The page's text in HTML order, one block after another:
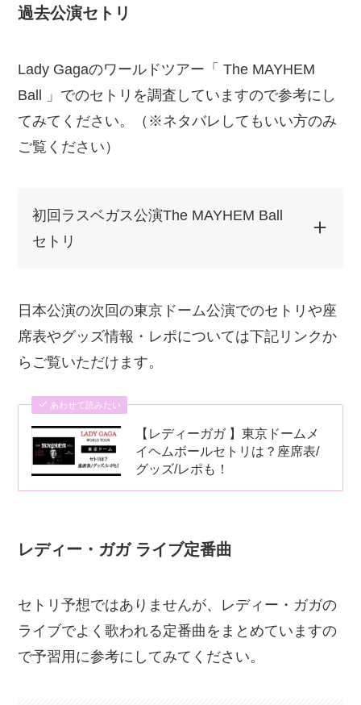
過去公演セトリ
Lady Gagaのワールドツアー「 The MAYHEM
Ball 」でのセトリを調査していますので参考にし
てみてください。（※ネタバレしてもいい方のみ
ご覧ください）
初回ラスベガス公演The MAYHEM Ball
セトリ
日本公演の次回の東京ドーム公演でのセトリや座
席表やグッズ情報・レポについては下記リンクか
らご覧いただけます。
あわせて読みたい
【レディーガガ 】東京ドームメ
イヘムボールセトリは？座席表/
グッズ/レポも！
レディー・ガガ ライブ定番曲
セトリ予想ではありませんが、レディー・ガガの
ライブでよく歌われる定番曲をまとめていますの
で予習用に参考にしてみてください。